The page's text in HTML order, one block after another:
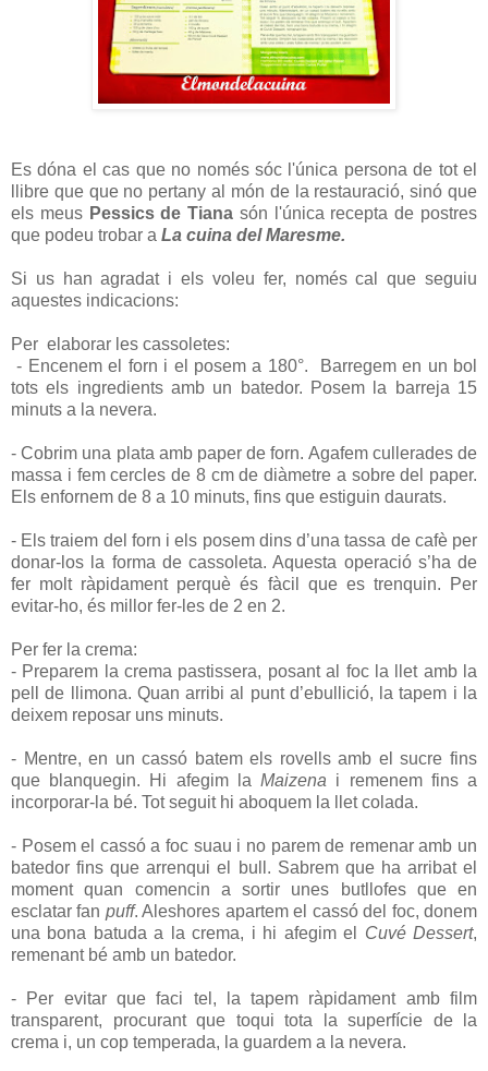
Es dóna el cas que no només sóc l'única persona de tot el
llibre que que no pertany al món de la restauració, sinó que
els meus Pessics de Tiana són l'única recepta de postres
que podeu trobar a La cuina del Maresme.
Si us han agradat i els voleu fer, només cal que seguiu
aquestes indicacions:
Per elaborar les cassoletes:
- Encenem el forn i el posem a 180°. Barregem en un bol
tots els ingredients amb un batedor. Posem la barreja 15
minuts a la nevera.
- Cobrim una plata amb paper de forn. Agafem cullerades de
massa i fem cercles de 8 cm de diàmetre a sobre del paper.
Els enfornem de 8 a 10 minuts, fins que estiguin daurats.
- Els traiem del forn i els posem dins d’una tassa de cafè per
donar-los la forma de cassoleta. Aquesta operació s’ha de
fer molt ràpidament perquè és fàcil que es trenquin. Per
evitar-ho, és millor fer-les de 2 en 2.
Per fer la crema:
- Preparem la crema pastissera, posant al foc la llet amb la
pell de llimona. Quan arribi al punt d’ebullició, la tapem i la
deixem reposar uns minuts.
- Mentre, en un cassó batem els rovells amb el sucre fins
que blanquegin. Hi afegim laMaizena i remenem fins a
incorporar-la bé. Tot seguit hi aboquem la llet colada.
- Posem el cassó a foc suau i no parem de remenar amb un
batedor fins que arrenqui el bull. Sabrem que ha arribat el
moment quan comencin a sortir unes butllofes que en
esclatar fan puff. Aleshores apartem el cassó del foc, donem
una bona batuda a la crema, i hi afegim el Cuvé Dessert,
remenant bé amb un batedor.
- Per evitar que faci tel, la tapem ràpidament amb film
transparent, procurant que toqui tota la superfície de la
crema i, un cop temperada, la guardem a la nevera.